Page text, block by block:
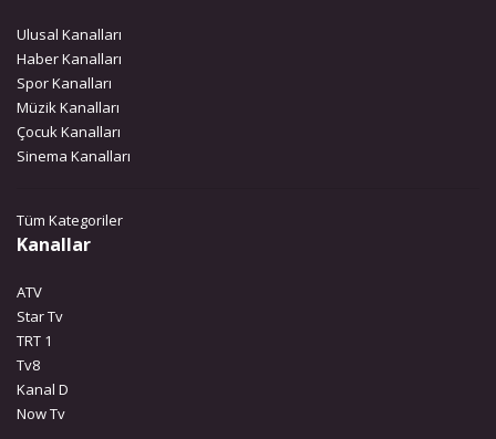
Ulusal Kanalları
Haber Kanalları
Spor Kanalları
Müzik Kanalları
Çocuk Kanalları
Sinema Kanalları
Tüm Kategoriler
Kanallar
ATV
Star Tv
TRT 1
Tv8
Kanal D
Now Tv